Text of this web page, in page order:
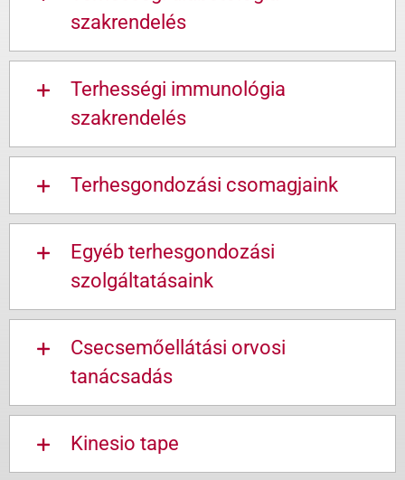
szakrendelés
Terhességi immunológia
szakrendelés
Terhesgondozási csomagjaink
Egyéb terhesgondozási
szolgáltatásaink
Csecsemőellátási orvosi
tanácsadás
Kinesio tape